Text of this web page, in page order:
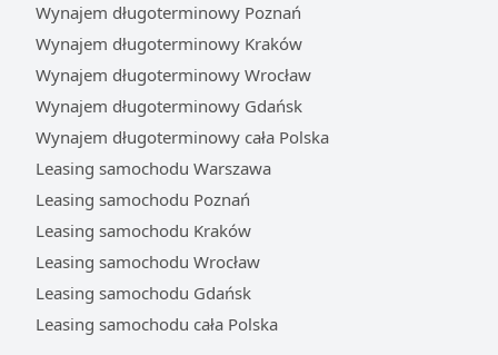
Wynajem długoterminowy Poznań
Wynajem długoterminowy Kraków
Wynajem długoterminowy Wrocław
Wynajem długoterminowy Gdańsk
Wynajem długoterminowy cała Polska
Leasing samochodu Warszawa
Leasing samochodu Poznań
Leasing samochodu Kraków
Leasing samochodu Wrocław
Leasing samochodu Gdańsk
Leasing samochodu cała Polska